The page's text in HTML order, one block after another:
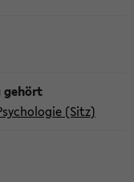
(Sitz)